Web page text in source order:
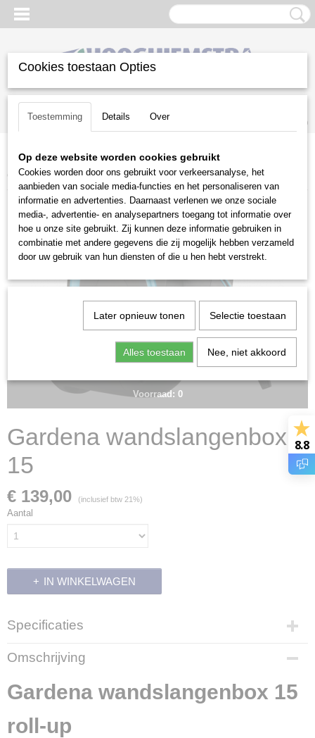
Inloggen Registreren
(0)
Home >Gazononderhoud>Beregeningstechniek
Gardena wandslangenbox 15
Voorraad: 0
Gardena wandslangenbox
15
€ 139,00 (inclusief btw 21%)
Aantal
IN WINKELWAGEN
Specificaties
Productcode
28141
Productcode leverancier
8022-20
Omschrijving
Gardena wandslangenbox 15
roll-up
8.8
Cookies toestaan Opties
Toestemming Details Over
Op deze website worden cookies gebruikt
Cookies worden door ons gebruikt voor verkeersanalyse, het
aanbieden van sociale media-functies en het personaliseren van
informatie en advertenties. Daarnaast verlenen we onze sociale
media-, advertentie- en analysepartners toegang tot informatie over
hoe u onze site gebruikt. Zij kunnen deze informatie gebruiken in
combinatie met andere gegevens die zij mogelijk hebben verzameld
door uw gebruik van hun diensten of die u hen hebt verstrekt.
Later opnieuw tonen Selectie toestaan
Alles toestaan Nee, niet akkoord